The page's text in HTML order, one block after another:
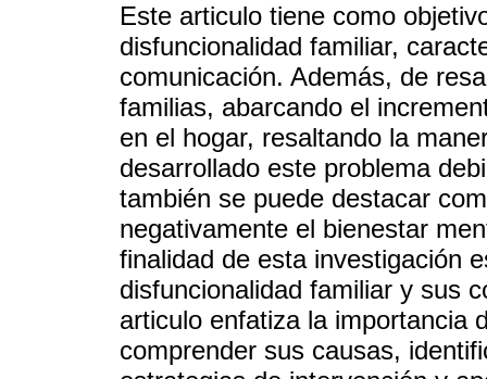
Este articulo tiene como
disfuncionalidad familiar,
comunicación. Además, de
familias, abarcando el
en el hogar, resaltando la
desarrollado este problema
también se puede destacar
negativamente el bienestar
finalidad de esta investigación
disfuncionalidad familiar y sus
articulo enfatiza la importancia
comprender sus causas,